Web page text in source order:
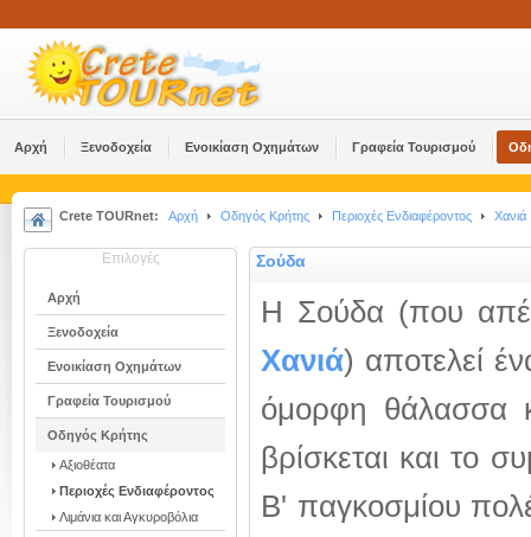
Αρχή Ξενοδοχεία Ενοικίαση Οχημάτων Γραφεία Τουρισμού
Crete TOURnet: Αρχή Οδηγός Κρήτης Περιοχές Ενδιαφέροντος Χανιά
Επιλογές
Αρχή
Ξενοδοχεία
Ενοικίαση Οχημάτων
Γραφεία Τουρισμού
Οδηγός Κρήτης
Αξιοθέατα
Περιοχές Ενδιαφέροντος
Λιμάνια και Αγκυροβόλια
Σούδα
Η Σούδα (που
Χανιά) αποτελεί
όμορφη θάλασσα
βρίσκεται και το
Β' παγκοσμίου